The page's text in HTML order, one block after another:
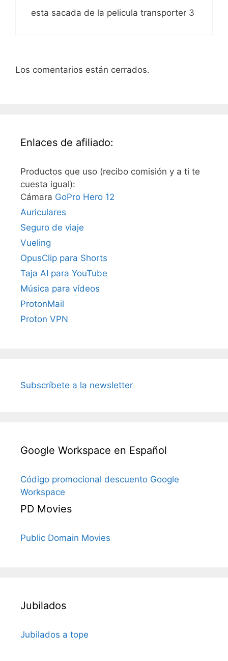
esta sacada de la pelicula transporter 3
Los comentarios están cerrados.
Enlaces de afiliado:
Productos que uso (recibo comisión y a ti te
cuesta igual):
Cámara GoPro Hero 12
Auriculares
Seguro de viaje
Vueling
OpusClip para Shorts
Taja AI para YouTube
Música para vídeos
ProtonMail
Proton VPN
Subscríbete a la newsletter
Google Workspace en Español
Código promocional descuento Google
Workspace
PD Movies
Public Domain Movies
Jubilados
Jubilados a tope